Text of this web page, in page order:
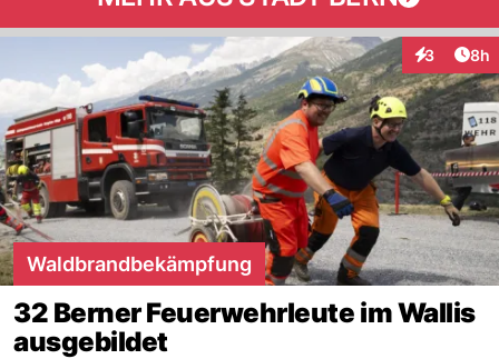
3 8h
Waldbrandbekämpfung
32 Berner Feuerwehrleute im Wallis
ausgebildet